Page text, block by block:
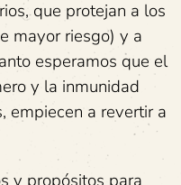
que protejan a los
mayor riesgo) y a
esperamos que el
y la inmunidad
empiecen a revertir a
y propósitos para